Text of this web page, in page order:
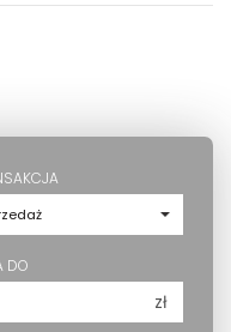
DO
zł